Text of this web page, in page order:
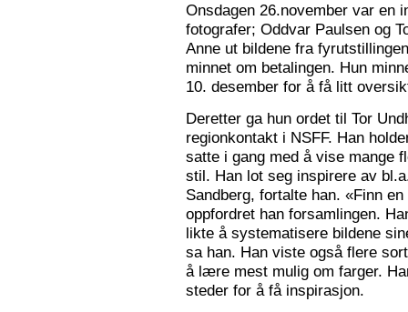
Onsdagen 26.november var en
fotografer; Oddvar Paulsen og
Anne ut bildene fra
minnet om betalingen. Hun
10. desember for å få litt
Deretter ga hun ordet til Tor
regionkontakt i NSFF. Han
satte i gang med å vise mange
stil. Han lot seg inspirere av
Sandberg, fortalte han. «Finn
oppfordret han forsamlingen.
likte å systematisere bildene
sa han. Han viste også flere
å lære mest mulig om farger.
steder for å få inspirasjon.